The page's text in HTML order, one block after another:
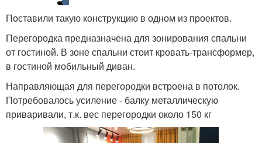
Поставили такую конструкцию в одном из проектов.
Перегородка предназначена для зонирования спальни
от гостиной. В зоне спальни стоит кровать-трансформер,
в гостиной мобильный диван.
Направляющая для перегородки встроена в потолок.
Потребовалось усиление - балку металлическую
приваривали, т.к. вес перегородки около 150 кг